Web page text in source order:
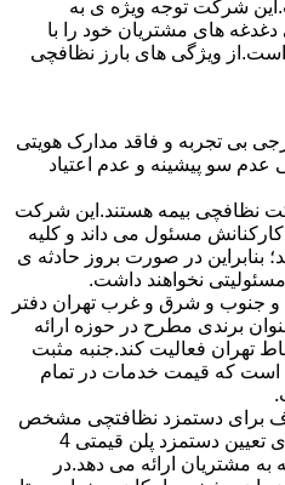
شرکت توجه ویژه ی به
های مشتریان خود را با
است.از ویژگی های بارز نظافچی
بی تجربه و فاقد مدارک هویتی
عدم سو پیشینه و عدم اعتیاد
نظافچی بیمه هستند.این شرکت
مسئول می داند و کلیه
بنابراین در صورت بروز حادثه ی
نخواهند داشت.
جنوب و شرق و غرب تهران دفتر
برندی مطرح در حوزه ارائه
تهران فعالیت کند.جنبه مثبت
است که قیمت خدمات در تمام
برای دستمزد نظافتچی مشخص
کرده است.این شرکت برای تعیین دستمزد پلن قیمتی 4
و 8 ساعته به مشتریان ارائه می دهد.در